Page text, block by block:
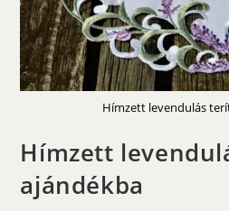
Hímzett levendulás
Hímzett
ajándékba